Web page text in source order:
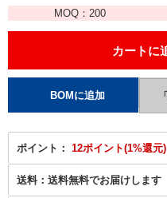
MOQ：200
ポイント： 12ポイント(1%還元)
送料： 送料無料でお届けします